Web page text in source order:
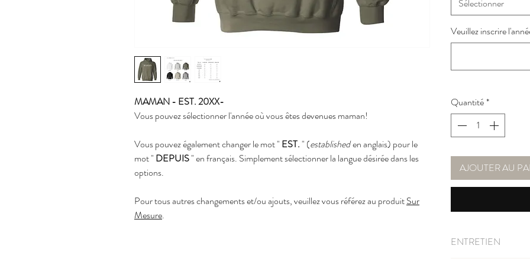
MAMAN - EST. 20XX-
Vous pouvez sélectionner l'année où vous êtes devenues maman!
Vous pouvez également changer le mot " EST." (establisheden anglais) pour le
mot " DEPUIS" en français. Simplement sélectionner la langue désirée dans les
options.
Pour tous autres changements et/ou ajouts, veuillez vous référez au produitSur
Mesure.
Sélectionner
Veuillez inscrire
Quantité*
AJOUTER AU
ENTRETIEN